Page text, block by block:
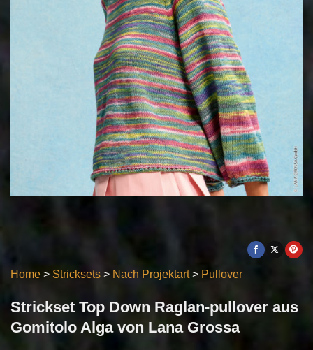
Home > Stricksets > Nach Projektart> Pullover
Strickset Top Down Raglan-pullover aus
Gomitolo Alga von Lana Grossa